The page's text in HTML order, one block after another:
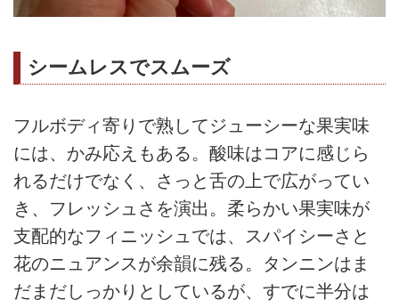
シームレスでスムーズ
フルボディ寄りで熟してジューシーな果実味
には、かみ応えもある。酸味はコアに感じら
れるだけでなく、さっと舌の上で広がってい
き、フレッシュさを演出。柔らかい果実味が
支配的なフィニッシュでは、スパイシーさと
花のニュアンスが余韻に残る。タンニンはま
だまだしっかりとしているが、すでに半分は